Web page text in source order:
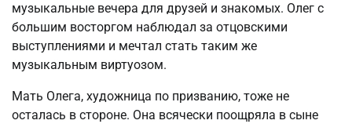
музыкальные вечера для друзей и знакомых. Олег с
большим восторгом наблюдал за отцовскими
выступлениями и мечтал стать таким же
музыкальным виртуозом.
Мать Олега, художница по призванию, тоже не
осталась в стороне. Она всячески поощряла в сыне